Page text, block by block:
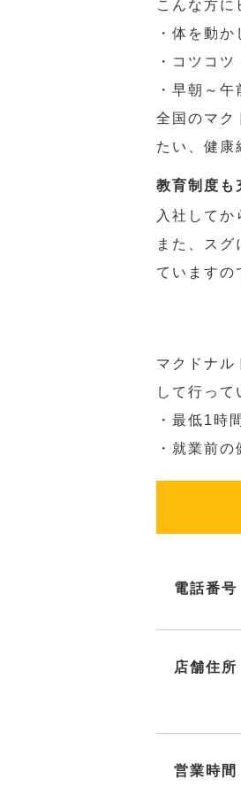
こんな方に
・体を動
・コツコ
・早朝～
全国のマク
たい、健康
教育制度も
入社して
また、ス
ていますの
マクドナル
して行って
・最低1時
・就業前
電話番号
店舗住所
営業時間